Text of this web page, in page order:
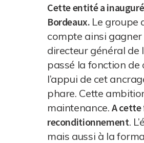
Cette entité a
Bordeaux. Le groupe
compte ainsi gagner
directeur général de
passé la fonction
l’appui de cet
phare. Cette
maintenance.A cette
reconditionnement.
mais aussi à la